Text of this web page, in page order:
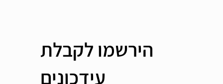
הירשמו לקבלת
עידכונים